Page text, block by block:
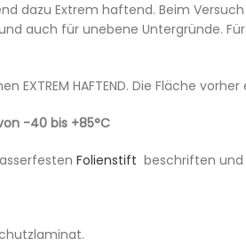
dazu Extrem haftend. Beim
auch für unebene Untergründe.
HAFTEND. Die Fläche
-40 bis +85°C
Folienstift beschriften und